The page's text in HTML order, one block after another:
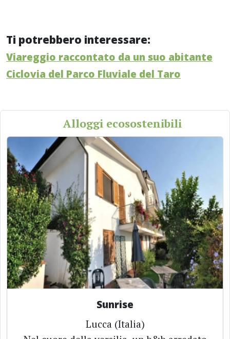
Ti potrebbero interessare:
Viareggio raccontato da un suo abitante
Ciclovia del Parco Fluviale del Taro
Alloggi ecosostenibili
Sunrise
Lucca (Italia)